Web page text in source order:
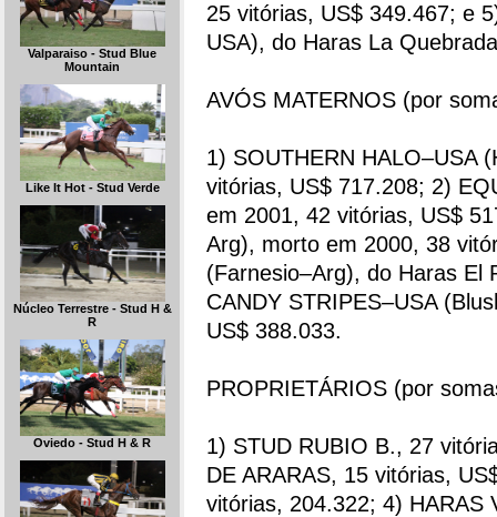
Valparaiso - Stud Blue
Mountain
Like It Hot - Stud Verde
Núcleo Terrestre - Stud H &
R
Oviedo - Stud H & R
25 vitórias, US$ 349.467; e
USA), do Haras La
AVÓS MATERNOS (por
1) SOUTHERN HALO–USA
vitórias, US$ 717.208; 2)
em 2001, 42 vitórias, US$
Arg), morto em 2000, 38
(Farnesio–Arg), do Haras El
CANDY STRIPES–USA
US$ 388.033.
PROPRIETÁRIOS (por
1) STUD RUBIO B., 27
DE ARARAS, 15 vitórias,
vitórias, 204.322; 4) HARAS